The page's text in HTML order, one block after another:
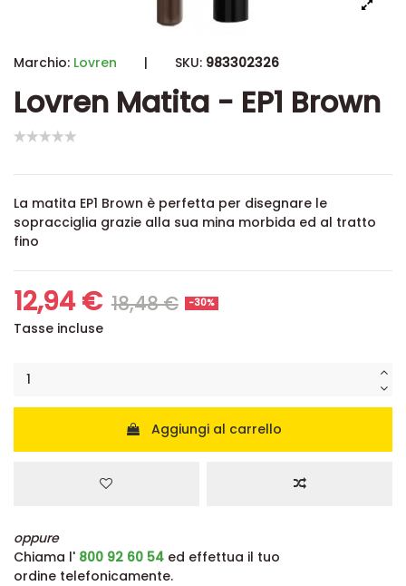
Marchio: Lovren | SKU: 983302326
Lovren Matita - EP1 Brown
La matita EP1 Brown è perfetta per disegnare le
sopracciglia grazie alla sua mina morbida ed al tratto
fino
12,94 € 18,48 € -30%
Tasse incluse
Aggiungi al carrello
oppure
Chiama l' 800 92 60 54 ed effettua il tuo
ordine telefonicamente.